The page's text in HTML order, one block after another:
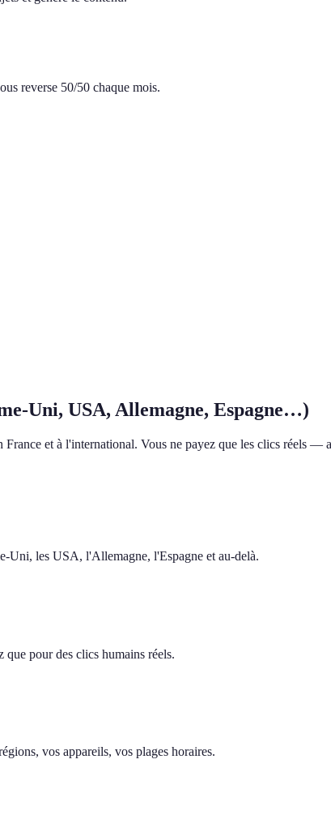
reverse 50/50 chaque mois.
Uni, USA, Allemagne, Espagne…)
et à l'international. Vous ne payez que les clics réels —
Uni, les USA, l'Allemagne, l'Espagne et au-delà.
pour des clics humains réels.
vos appareils, vos plages horaires.